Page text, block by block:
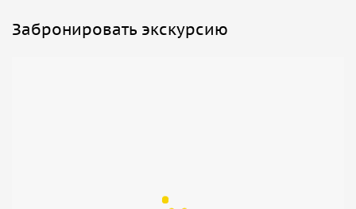
Забронировать экскурсию